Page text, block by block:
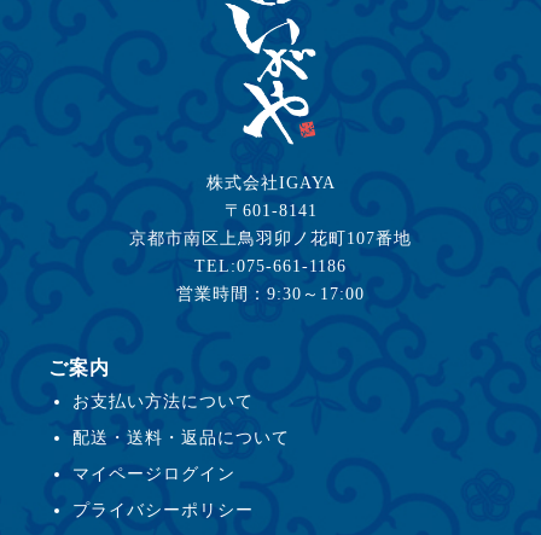
株式会社IGAYA
〒601-8141
京都市南区上鳥羽卯ノ花町107番地
TEL:075-661-1186
営業時間：9:30～17:00
ご案内
お支払い方法について
配送・送料・返品について
マイページログイン
プライバシーポリシー